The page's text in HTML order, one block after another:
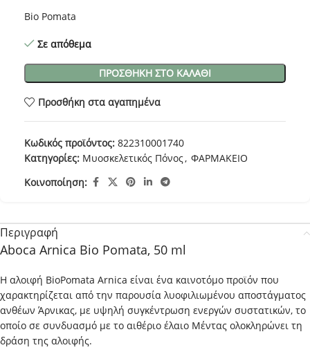
Bio Pomata
Σε απόθεμα
ΠΡΟΣΘΉΚΗ ΣΤΟ ΚΑΛΆΘΙ
Προσθήκη στα αγαπημένα
Κωδικός προϊόντος: 822310001740
Κατηγορίες: Μυοσκελετικός Πόνος, ΦΑΡΜΑΚΕΙΟ
Κοινοποίηση:
Περιγραφή
Aboca Arnica Bio Pomata, 50 ml
Η αλοιφή BioPomata Arnica είναι ένα καινοτόμο προϊόν που
χαρακτηρίζεται από την παρουσία λυοφιλιωμένου αποστάγματος
ανθέων Άρνικας, με υψηλή συγκέντρωση ενεργών συστατικών, το
οποίο σε συνδυασμό με το αιθέριο έλαιο Μέντας ολοκληρώνει τη
δράση της αλοιφής.